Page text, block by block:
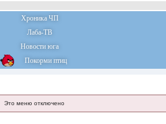
Хроника ЧП
Лаба-ТВ
Новости юга
Покорми птиц
Это меню отключено